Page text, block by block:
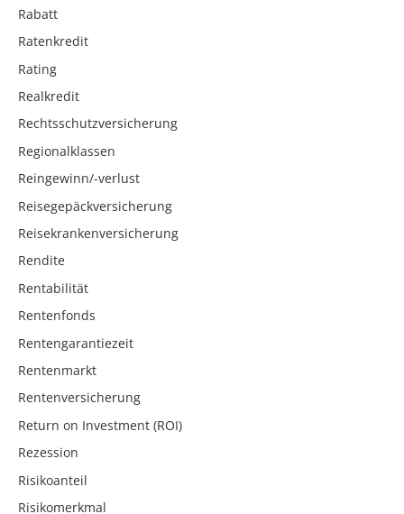
Rabatt
Ratenkredit
Rating
Realkredit
Rechtsschutzversicherung
Regionalklassen
Reingewinn/-verlust
Reisegepäckversicherung
Reisekrankenversicherung
Rendite
Rentabilität
Rentenfonds
Rentengarantiezeit
Rentenmarkt
Rentenversicherung
Return on Investment (ROI)
Rezession
Risikoanteil
Risikomerkmal